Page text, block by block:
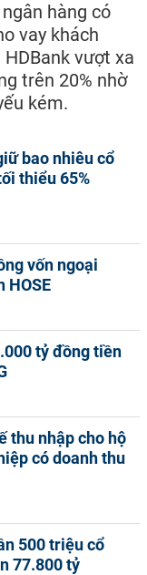
hàng có
vay khách
HDBank vượt xa
trên 20% nhờ
kém.
bao nhiêu cổ
thiểu 65%
vốn ngoại
HOSE
tỷ đồng tiền
thu nhập cho hộ
có doanh thu
500 triệu cổ
77.800 tỷ